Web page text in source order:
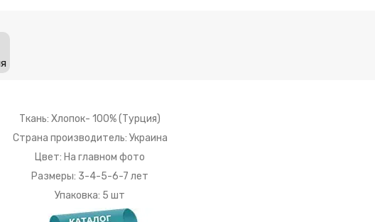
Ткань: Хлопок- 100% (Турция)
Страна производитель: Украина
Цвет: На главном фото
Размеры: 3-4-5-6-7 лет
Упаковка: 5 шт